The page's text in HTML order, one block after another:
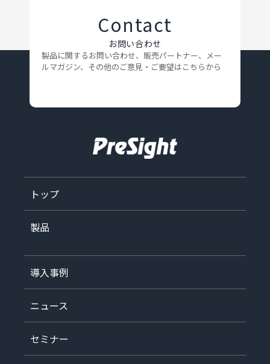
Contact
お問い合わせ
製品に関するお問い合わせ、販売パートナー、メー
ルマガジン、 その他のご意見・ご要望はこちらから
トップ
製品
導入事例
ニュース
セミナー